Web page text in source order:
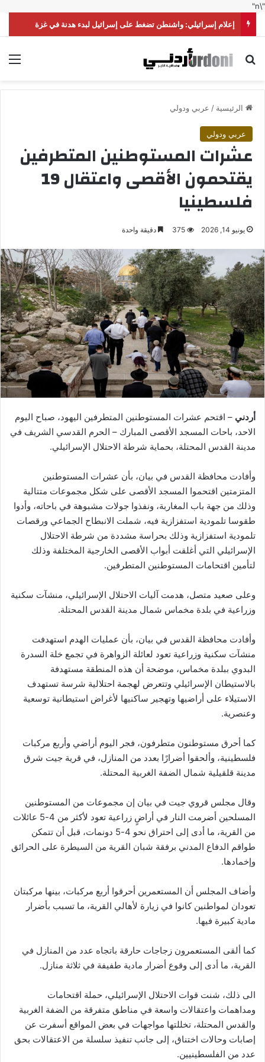
"\n"
إعلام إسرائيلي: واشنطن تضغط على إسرائيل لبدء هدنة في غزة
بحث عن
الرئيسية / عربي ودولي
عربي ودولي
عشرات المستوطنين المتطرفين
يقتحمون الأقصى واعتقال 19
فلسطينيا
يونيو 14, 2026 375 دقيقة واحدة
أردني – اقتحم عشرات المستوطنين المتطرفين اليهود، صباح اليوم
الاحد، باحات المسجد الأقصى المبارك – الحرم القدسي الشريف في
مدينة القدس المحتلة، بحماية شرطة الاحتلال الإسرائيلي.
وأفادت محافظة القدس في بيان، بأن عشرات المستوطنين
المتزمتين اقتحموا المسجد الأقصى على شكل مجموعات متتالية
وذلك من جهة باب المغاربة، ونفذوا جولات مشبوهة في باحاته، وأدوا
طقوسا تلمودية استفزازية فيه، شملت الانبطاح الجماعي ورقصات
تلمودية استفزازية وذلك بحراسة مشددة من شرطة الاحتلال
الإسرائيلي التي أغلقت أبواب الأقصى الخارجية المختلفة وذلك
لتأمين اقتحامات المستوطنين المتطرفين.
وعلى صعيد متصل، هدمت آليات الاحتلال الإسرائيلي، منشآت سكنية
وزراعية في بلدة مخماس شمال مدينة القدس المحتلة.
وأفادت محافظة القدس في بيان، بأن عمليات الهدم استهدفت
منشآت سكنية وزراعية تعود لعائلة الزواهرة في تجمع خلة السدرة
البدوي ببلدة مخماس، موضحة أن هذه المنطقة مستهدفة
بالاستيطان الإسرائيلي وتتعرض لهجمة احتلالية شرسة تستهدف
الاستيلاء على أراضيها وتهجير ساكنيها لأغراض استيطانية توسعية
وعنصرية.
كما أحرق مستوطنون متطرفون، فجر اليوم أراضي وأربع مركبات
فلسطينية، وألحقوا أضرارًا بعدد من المنازل، في قرية جيت شرق
مدينة قلقيلية شمال الضفة الغربية المحتلة.
وقال مجلس قروي جيت في بيان إن مجموعات من المستوطنين
المسلحين أضرمت النار في أراضٍ زراعية تعود لأكثر من 4-5 عائلات
من القرية، ما أدى إلى احتراق نحو 4-5 دونمات، قبل أن تتمكن
طواقم الدفاع المدني برفقة شبان القرية من السيطرة على الحرائق
وإخمادها.
وأضاف المجلس أن المستعمرين أحرقوا أربع مركبات، بينها مركبتان
تعودان لمواطنين كانوا في زيارة لأهالي القرية، ما تسبب بأضرار
مادية كبيرة فيها.
كما ألقى المستعمرون زجاجات حارقة باتجاه عدد من المنازل في
القرية، ما أدى إلى وقوع أضرار مادية طفيفة في ثلاثة منازل.
الى ذلك، شنت قوات الاحتلال الإسرائيلي، حملة اقتحامات
ومداهمات واعتقالات واسعة في مناطق متفرقة من الضفة الغربية
والقدس المحتلة، تخللتها مواجهات في بعض المواقع أسفرت عن
إصابات وحالات اختناق، إلى جانب تنفيذ سلسلة من الاعتقالات بحق
عدد من الفلسطينيين.